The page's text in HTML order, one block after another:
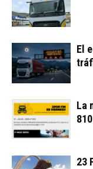
El
La
810
23